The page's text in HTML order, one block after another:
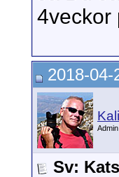
4veckor
2018-04-
Admin
Sv: